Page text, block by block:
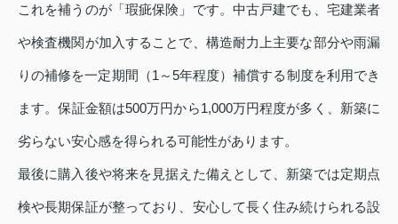
これを補うのが「瑕疵保険」です。中古戸建でも、宅建業者
や検査機関が加入することで、構造耐力上主要な部分や雨漏
りの補修を一定期間（1～5年程度）補償する制度を利用でき
ます。保証金額は500万円から1,000万円程度が多く、新築に
劣らない安心感を得られる可能性があります。
最後に購入後や将来を見据えた備えとして、新築では定期点
検や長期保証が整っており、安心して長く住み続けられる設